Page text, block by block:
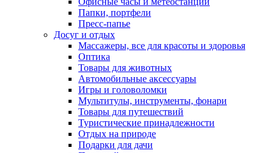
Папки, портфели
Пресс-папье
Досуг и отдых
Массажеры, все для красоты и здоровья
Оптика
Товары для животных
Автомобильные аксессуары
Игры и головоломки
Мультитулы, инструменты, фонари
Товары для путешествий
Туристические принадлежности
Отдых на природе
Подарки для дачи